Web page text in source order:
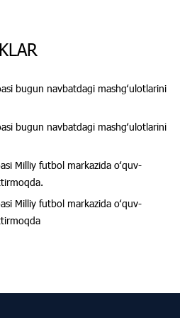
bugun navbatdagi mashgʻulotlarini
bugun navbatdagi mashgʻulotlarini
Milliy futbol markazida oʻquv-
Milliy futbol markazida oʻquv-